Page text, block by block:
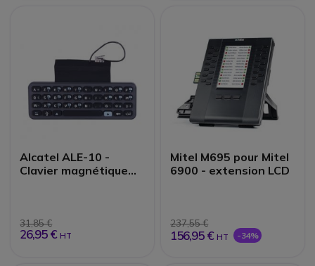
Alcatel ALE-10 -
Clavier magnétique
31,85 €
26,95 € HT
Mitel M695 pour Mitel
6900 - extension LCD
237,55 €
156,95 € HT -34%